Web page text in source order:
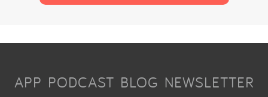
APP PODCAST BLOG NEWSLETTER